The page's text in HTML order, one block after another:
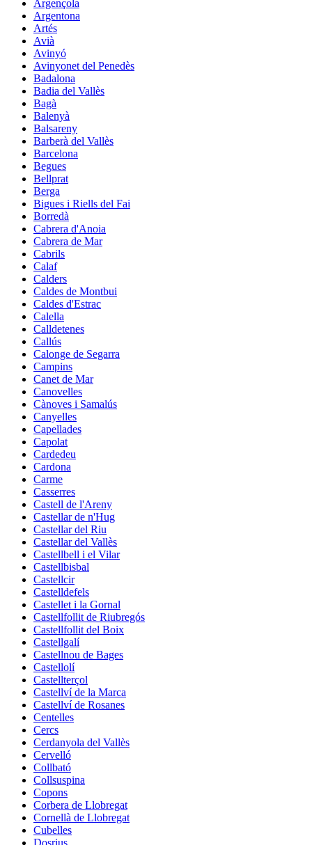
Argençola
Argentona
Artés
Avià
Avinyó
Avinyonet del Penedès
Badalona
Badia del Vallès
Bagà
Balenyà
Balsareny
Barberà del Vallès
Barcelona
Begues
Bellprat
Berga
Bigues i Riells del Fai
Borredà
Cabrera d'Anoia
Cabrera de Mar
Cabrils
Calaf
Calders
Caldes de Montbui
Caldes d'Estrac
Calella
Calldetenes
Callús
Calonge de Segarra
Campins
Canet de Mar
Canovelles
Cànoves i Samalús
Canyelles
Capellades
Capolat
Cardedeu
Cardona
Carme
Casserres
Castell de l'Areny
Castellar de n'Hug
Castellar del Riu
Castellar del Vallès
Castellbell i el Vilar
Castellbisbal
Castellcir
Castelldefels
Castellet i la Gornal
Castellfollit de Riubregós
Castellfollit del Boix
Castellgalí
Castellnou de Bages
Castellolí
Castellterçol
Castellví de la Marca
Castellví de Rosanes
Centelles
Cercs
Cerdanyola del Vallès
Cervelló
Collbató
Collsuspina
Copons
Corbera de Llobregat
Cornellà de Llobregat
Cubelles
Dosrius